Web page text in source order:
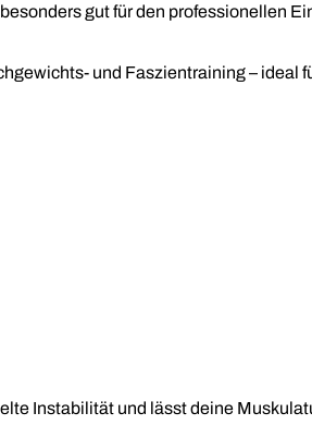
gut für den professionellen
und Faszien­training – ideal
Instabilität und lässt deine